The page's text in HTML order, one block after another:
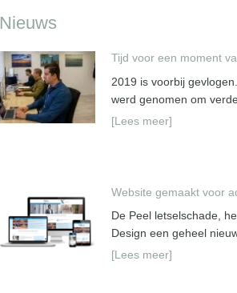
Nieuws
Tijd voor een moment
2019 is voorbij
werd genomen om
[Lees meer]
Website gemaakt voor
De Peel letselschade,
Design een geheel
[Lees meer]